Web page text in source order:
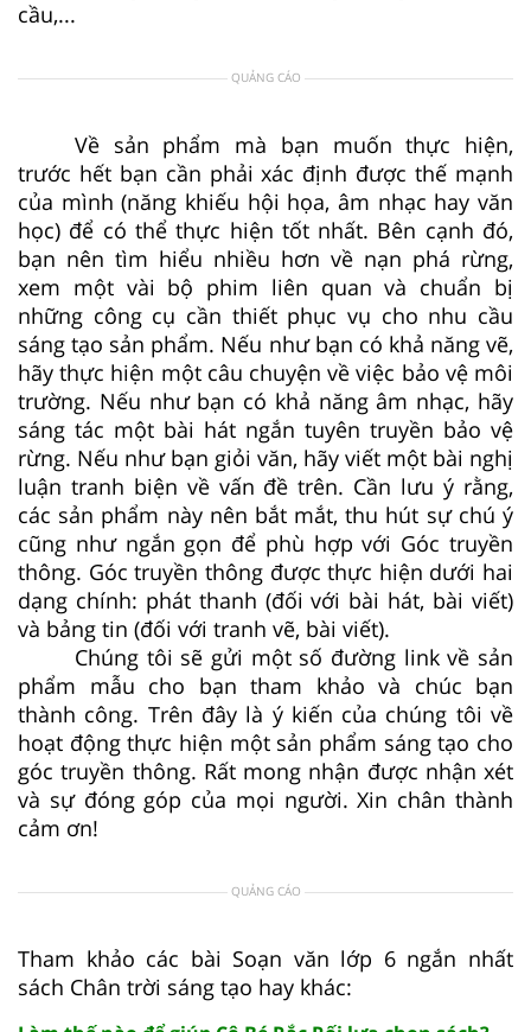
cầu,...
QUẢNG CÁO
Về sản phẩm mà bạn muốn thực hiện,
trước hết bạn cần phải xác định được thế mạnh
của mình (năng khiếu hội họa, âm nhạc hay văn
học) để có thể thực hiện tốt nhất. Bên cạnh đó,
bạn nên tìm hiểu nhiều hơn về nạn phá rừng,
xem một vài bộ phim liên quan và chuẩn bị
những công cụ cần thiết phục vụ cho nhu cầu
sáng tạo sản phẩm. Nếu như bạn có khả năng vẽ,
hãy thực hiện một câu chuyện về việc bảo vệ môi
trường. Nếu như bạn có khả năng âm nhạc, hãy
sáng tác một bài hát ngắn tuyên truyền bảo vệ
rừng. Nếu như bạn giỏi văn, hãy viết một bài nghị
luận tranh biện về vấn đề trên. Cần lưu ý rằng,
các sản phẩm này nên bắt mắt, thu hút sự chú ý
cũng như ngắn gọn để phù hợp với Góc truyền
thông. Góc truyền thông được thực hiện dưới hai
dạng chính: phát thanh (đối với bài hát, bài viết)
và bảng tin (đối với tranh vẽ, bài viết).
Chúng tôi sẽ gửi một số đường link về sản
phẩm mẫu cho bạn tham khảo và chúc bạn
thành công. Trên đây là ý kiến của chúng tôi về
hoạt động thực hiện một sản phẩm sáng tạo cho
góc truyền thông. Rất mong nhận được nhận xét
và sự đóng góp của mọi người. Xin chân thành
cảm ơn!
QUẢNG CÁO
Tham khảo các bài Soạn văn lớp 6 ngắn nhất
sách Chân trời sáng tạo hay khác: